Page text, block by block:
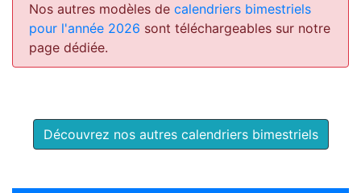
Nos autres modèles de calendriers bimestriels
pour l'année 2026 sont téléchargeables sur notre
page dédiée.
Découvrez nos autres calendriers bimestriels